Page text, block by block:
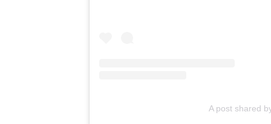
A post shared